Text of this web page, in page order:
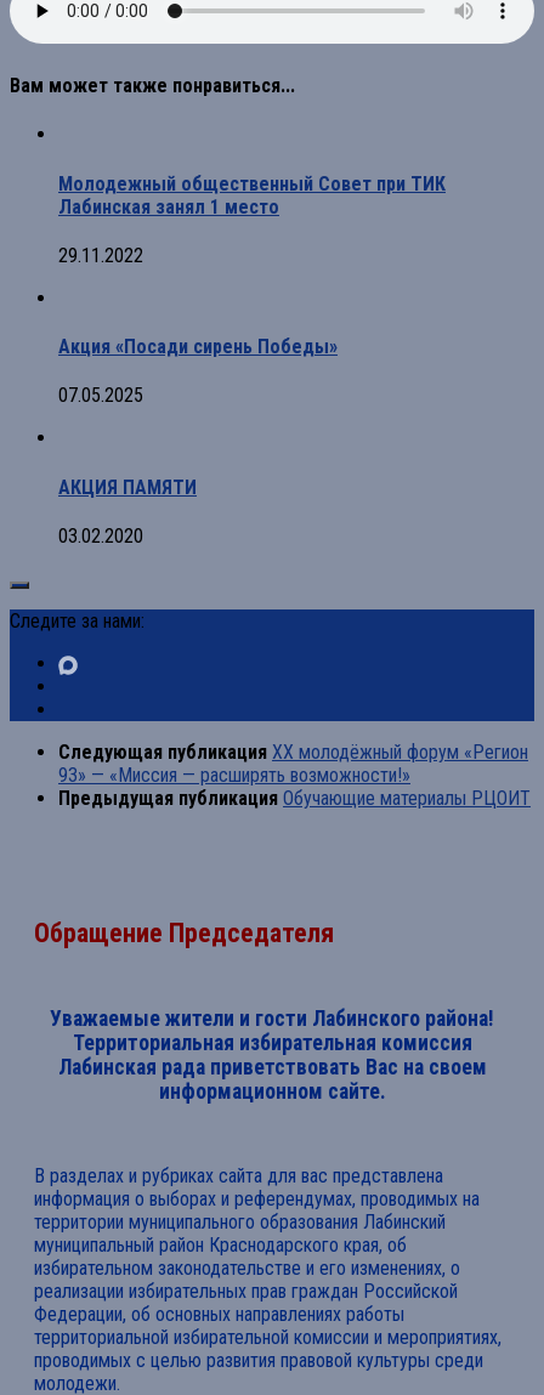
Вам может также понравиться...
Молодежный общественный Совет при ТИК
Лабинская занял 1 место
29.11.2022
Акция «Посади сирень Победы»
07.05.2025
АКЦИЯ ПАМЯТИ
03.02.2020
Следите за нами:
Следующая публикация XX молодёжный форум «Регион
93» — «Миссия — расширять возможности!»
Предыдущая публикация Обучающие материалы РЦОИТ
Обращение Председателя
Уважаемые жители и гости Лабинского района!
Территориальная избирательная комиссия
Лабинская рада приветствовать Вас на своем
информационном сайте.
В разделах и рубриках сайта для вас представлена
информация о выборах и референдумах, проводимых на
территории муниципального образования Лабинский
муниципальный район Краснодарского края, об
избирательном законодательстве и его изменениях, о
реализации избирательных прав граждан Российской
Федерации, об основных направлениях работы
территориальной избирательной комиссии и мероприятиях,
проводимых с целью развития правовой культуры среди
молодежи.